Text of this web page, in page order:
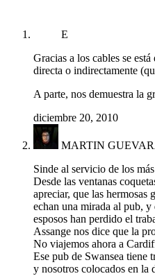
E
Gracias a los cables se
directa o indirectamente
A parte, nos demuestra la
diciembre 20, 2010
MARTIN
Sinde al servicio de los
Desde las ventanas
apreciar, que las hermosas
echan una mirada al pub,
esposos han perdido el
Assange nos dice que la
No viajemos ahora a
Ese pub de Swansea tiene
y nosotros colocados en la